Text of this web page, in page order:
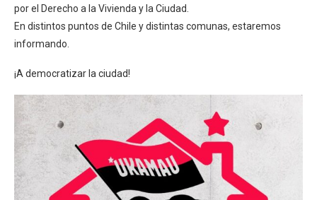
por el Derecho a la Vivienda y la Ciudad.
En distintos puntos de Chile y distintas comunas, estaremos
informando.
¡A democratizar la ciudad!